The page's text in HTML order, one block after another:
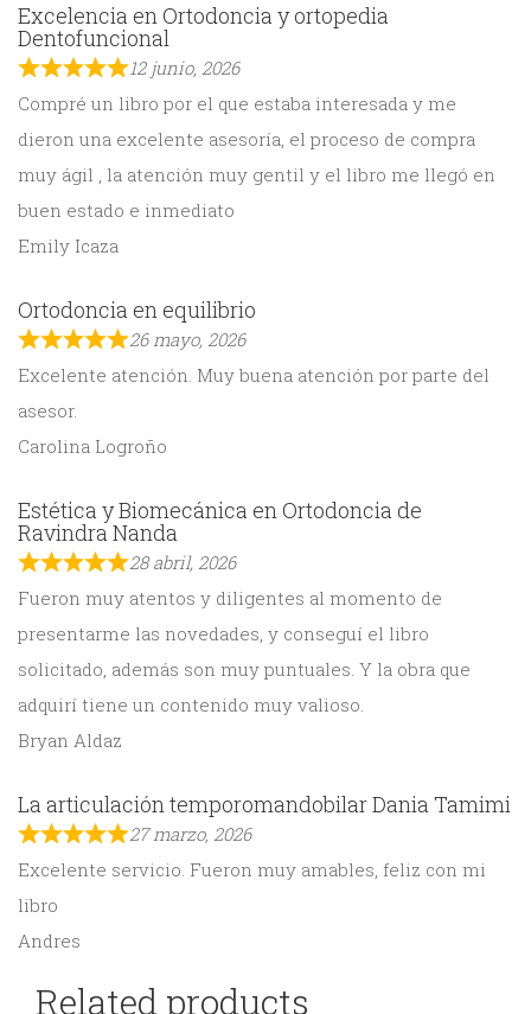
Excelencia en Ortodoncia y ortopedia
Dentofuncional
12 junio, 2026
Compré un libro por el que estaba interesada y me
dieron una excelente asesoría, el proceso de compra
muy ágil , la atención muy gentil y el libro me llegó en
buen estado e inmediato
Emily Icaza
Ortodoncia en equilibrio
26 mayo, 2026
Excelente atención. Muy buena atención por parte del
asesor.
Carolina Logroño
Estética y Biomecánica en Ortodoncia de
Ravindra Nanda
28 abril, 2026
Fueron muy atentos y diligentes al momento de
presentarme las novedades, y conseguí el libro
solicitado, además son muy puntuales. Y la obra que
adquirí tiene un contenido muy valioso.
Bryan Aldaz
La articulación temporomandobilar Dania Tamimi
27 marzo, 2026
Excelente servicio. Fueron muy amables, feliz con mi
libro
Andres
Related products